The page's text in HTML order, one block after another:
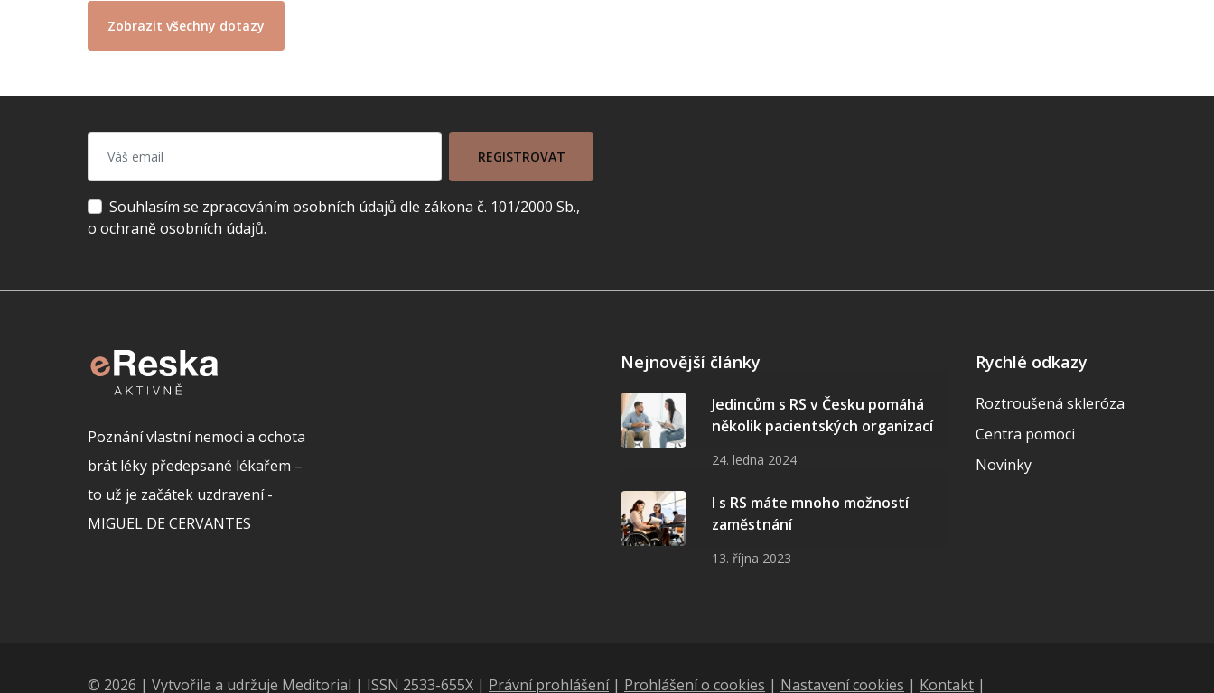
Zobrazit všechny dotazy
REGISTROVAT
Souhlasím se zpracováním osobních údajů dle zákona č. 101/2000 Sb.,
o ochraně osobních údajů.
Poznání vlastní nemoci a ochota
brát léky předepsané lékařem –
to už je začátek uzdravení -
MIGUEL DE CERVANTES
Nejnovější články
Jedincům s RS v Česku pomáhá
několik pacientských organizací
24. ledna 2024
I s RS máte mnoho možností
zaměstnání
13. října 2023
Rychlé odkazy
Roztroušená skleróza
Centra pomoci
Novinky
© 2026 | Vytvořila a udržuje Meditorial | ISSN 2533-655X | Právní prohlášení| Prohlášení o cookies | Nastavení cookies | Kontakt |